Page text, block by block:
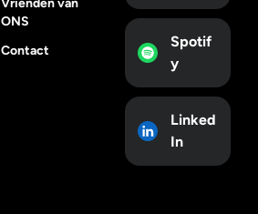
Vrienden van
ONS
Contact
Spotif
y
Linked
In